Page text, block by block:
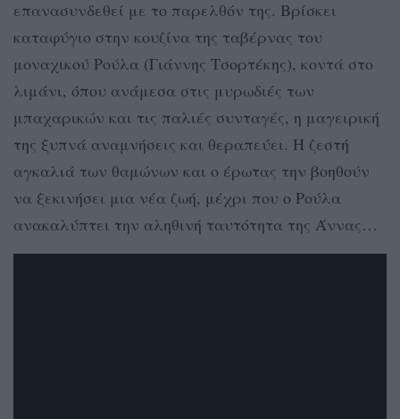
επανασυνδεθεί με το παρελθόν της. Βρίσκει
καταφύγιο στην κουζίνα της ταβέρνας του
μοναχικού Ρούλα (Γιάννης Τσορτέκης), κοντά στο
λιμάνι, όπου ανάμεσα στις μυρωδιές των
μπαχαρικών και τις παλιές συνταγές, η μαγειρική
της ξυπνά αναμνήσεις και θεραπεύει. Η ζεστή
αγκαλιά των θαμώνων και ο έρωτας την βοηθούν
να ξεκινήσει μια νέα ζωή, μέχρι που ο Ρούλα
ανακαλύπτει την αληθινή ταυτότητα της Άννας…